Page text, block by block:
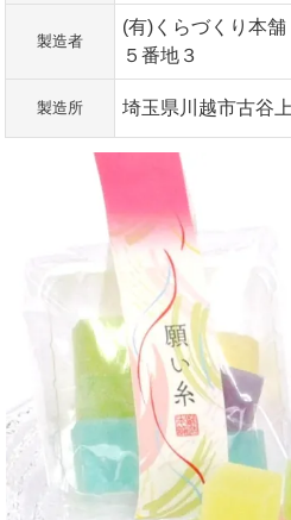
製造者
(有)くらづくり本
５番地３
製造所 埼玉県川越市古谷